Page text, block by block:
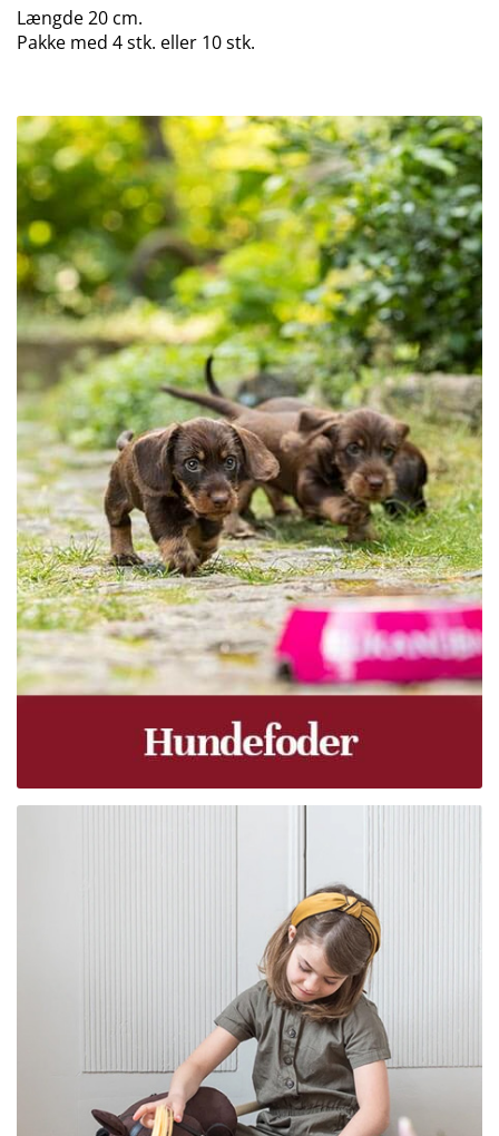
Længde 20 cm.
Pakke med 4 stk. eller 10 stk.